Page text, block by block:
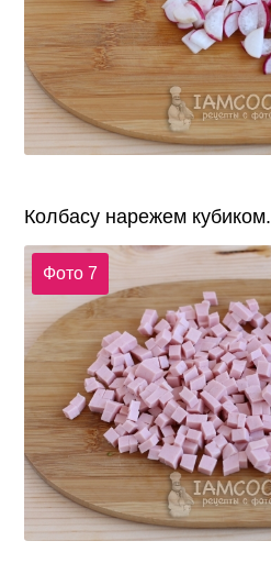
Колбасу нарежем кубиком.
Фото 7